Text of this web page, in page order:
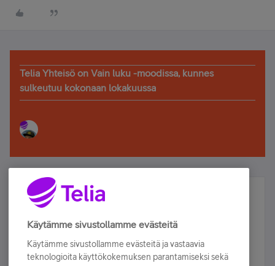
Telia Yhteisö on Vain luku -moodissa, kunnes
sulkeutuu kokonaan lokakuussa
Älä jää paitsi – osallistu ja voita!
Tilaa Telian uutiskirje ja olet mukana arvonnassa.
sähköpostiisi.
Käytämme sivustollamme evästeitä
Käytämme sivustollamme evästeitä ja vastaavia
teknologioita käyttökokemuksen parantamiseksi sekä